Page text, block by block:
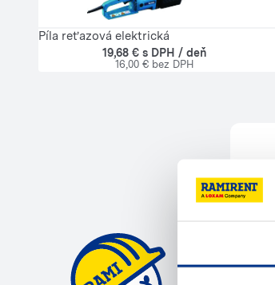
Píla reťazová elektrická
19,68 € s DPH / deň
16,00 € bez DPH